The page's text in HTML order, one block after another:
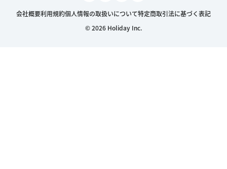
会社概要利用規約個人情報の取扱いについて特定商取引法に基づく表記
© 2026 Holiday Inc.